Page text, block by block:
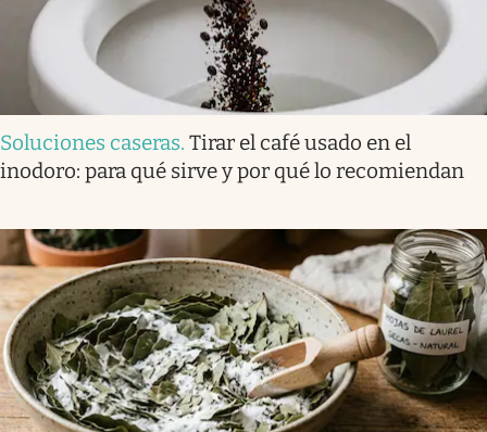
Soluciones caseras. Tirar el café usado en el
inodoro: para qué sirve y por qué lo recomiendan